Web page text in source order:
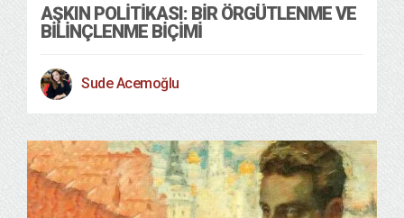
AŞKIN POLİTİKASI: BİR ÖRGÜTLENME VE
BİLİNÇLENME BİÇİMİ
Sude Acemoğlu